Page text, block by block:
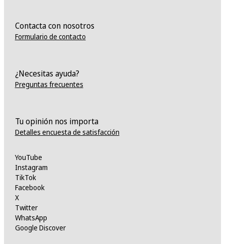
Contacta con nosotros
Formulario de contacto
¿Necesitas ayuda?
Preguntas frecuentes
Tu opinión nos importa
Detalles encuesta de satisfacción
YouTube
Instagram
TikTok
Facebook
X
Twitter
WhatsApp
Google Discover